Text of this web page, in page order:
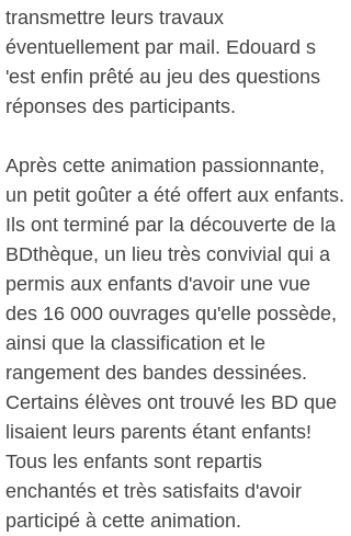
transmettre leurs travaux
éventuellement par mail. Edouard s
'est enfin prêté au jeu des questions
réponses des participants.
Après cette animation passionnante,
un petit goûter a été offert aux enfants.
Ils ont terminé par la découverte de la
BDthèque, un lieu très convivial qui a
permis aux enfants d'avoir une vue
des 16 000 ouvrages qu'elle possède,
ainsi que la classification et le
rangement des bandes dessinées.
Certains élèves ont trouvé les BD que
lisaient leurs parents étant enfants!
Tous les enfants sont repartis
enchantés et très satisfaits d'avoir
participé à cette animation.